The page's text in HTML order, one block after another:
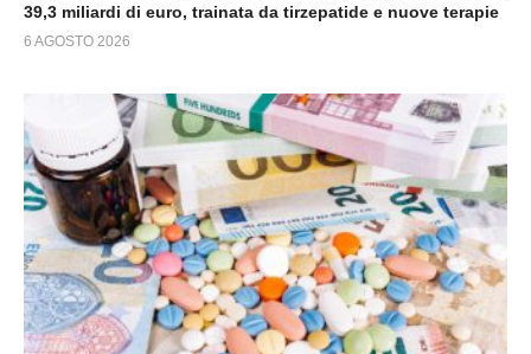
39,3 miliardi di euro, trainata da tirzepatide e nuove terapie
6 AGOSTO 2026